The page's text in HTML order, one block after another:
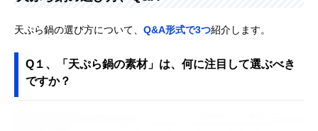
天ぷら鍋の選び方について、 Q&A形式で3つ紹介します。
Q１、「天ぷら鍋の素材」は、何に注目して選ぶべき
ですか？